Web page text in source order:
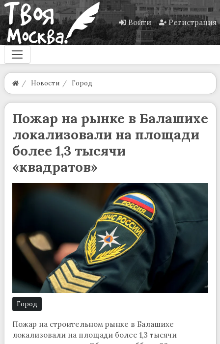
Войти Регистрация
Новости Город
Пожар на рынке в Балашихе
локализовали на площади
более 1,3 тысячи
«квадратов»
Город
Пожар на строительном рынке в Балашихе
локализовали на площади более 1,3 тысячи